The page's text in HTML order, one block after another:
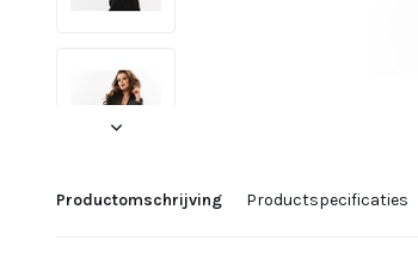
Productomschrijving Productspecificaties